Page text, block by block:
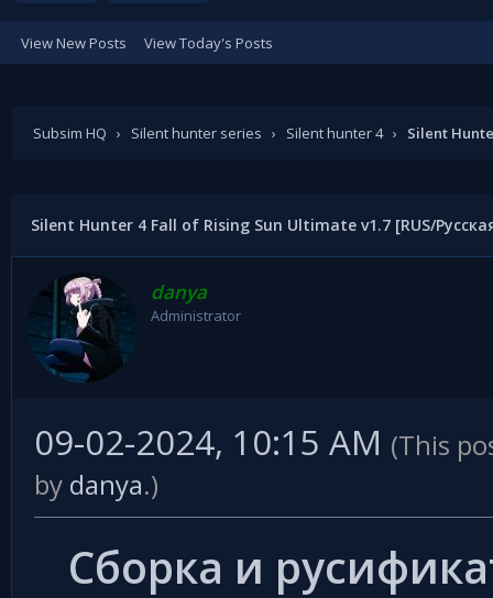
View New Posts View Today's Posts
Subsim HQ › Silent hunter series › Silent hunter 4 › Silent
Silent Hunter 4 Fall of Rising Sun Ultimate v1.7 [RUS/
danya
Administrator
09-02-2024, 10:15 AM (This
by danya.)
Сборка и